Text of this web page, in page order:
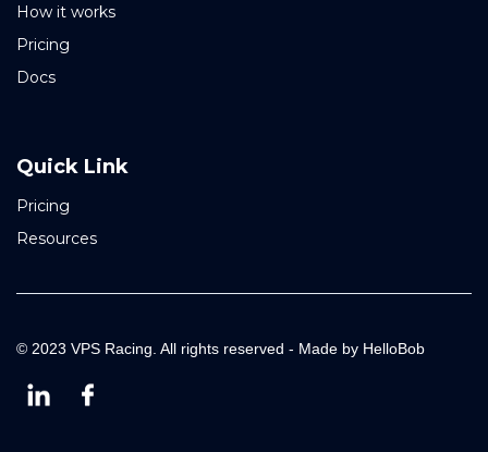
How it works
Pricing
Docs
Quick Link
Pricing
Resources
© 2023 VPS Racing. All rights reserved - Made by HelloBob